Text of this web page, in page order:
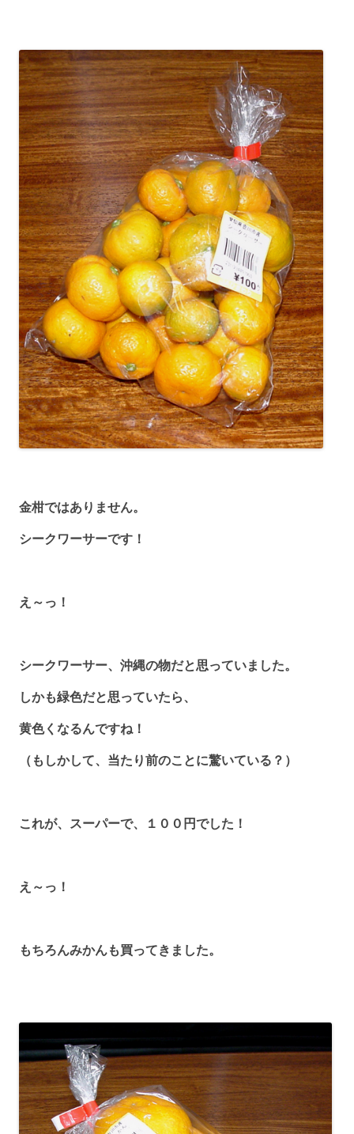
金柑ではありません。
シークワーサーです！
え～っ！
シークワーサー、沖縄の物だと思っていました。
しかも緑色だと思っていたら、
黄色くなるんですね！
（もしかして、当たり前のことに驚いている？）
これが、スーパーで、１００円でした！
え～っ！
もちろんみかんも買ってきました。